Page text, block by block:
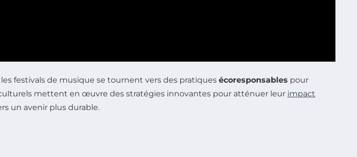
festivals de musique se tournent vers des pratiques écoresponsables pour
mettent en œuvre des stratégies innovantes pour atténuer leur impact
un avenir plus durable.